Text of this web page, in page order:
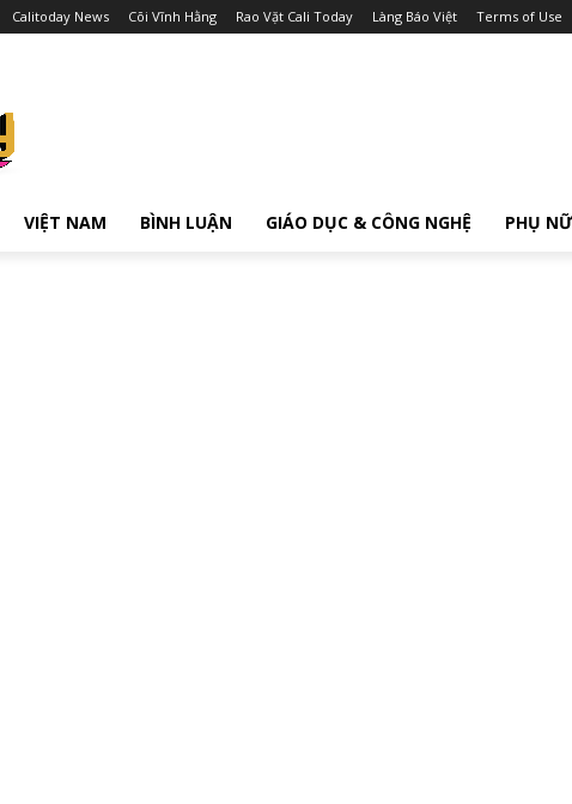
Calitoday News Cõi Vĩnh Hằng Rao Vặt Cali Today Làng Báo Việt Terms of Use
VIỆT NAM BÌNH LUẬN GIÁO DỤC & CÔNG NGHỆ PHỤ NỮ